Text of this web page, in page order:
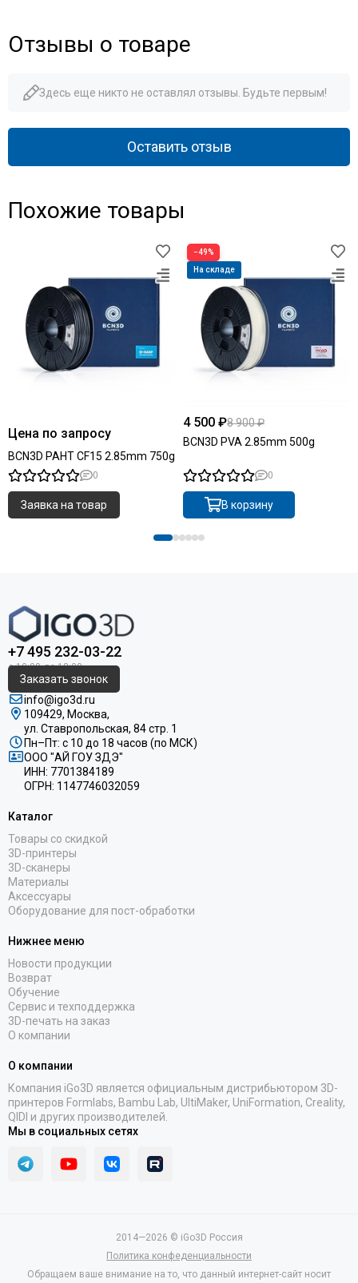
Отзывы о товаре
Здесь еще никто не оставлял отзывы. Будьте первым!
Оставить отзыв
Похожие товары
Цена по запросу
BCN3D PAHT CF15 2.85mm 750g
0
Заявка на товар
−49%
На складе
4 500 ₽8 900 ₽
BCN3D PVA 2.85mm 500g
0
В корзину
+7 495 232-03-22
Заказать звонок
info@igo3d.ru
109429, Москва,
ул. Ставропольская, 84 стр. 1
Пн–Пт: с 10 до 18 часов (по МСК)
ООО "АЙ ГОУ ЗДЭ"
ИНН: 7701384189
ОГРН: 1147746032059
Каталог
Товары со скидкой
3D-принтеры
3D-сканеры
Материалы
Аксессуары
Оборудование для пост-обработки
Нижнее меню
Новости продукции
Возврат
Обучение
Сервис и техподдержка
3D-печать на заказ
О компании
О компании
Компания iGo3D является официальным дистрибьютором 3D-
принтеров Formlabs, Bambu Lab, UltiMaker, UniFormation, Creality,
QIDI и других производителей.
Мы в социальных сетях
2014—2026 © iGo3D Россия
Политика конфеденциальности
Обращаем ваше внимание на то, что данный интернет-сайт носит